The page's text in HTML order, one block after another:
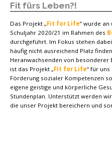
Fit fürs Leben?!
Das Projekt „Fit for Life” wurde
Schuljahr 2020/21 im Rahmen des
durchgeführt. Im Fokus stehen
häufig nicht ausreichend Platz
Heranwachsenden von besonderer
ist das Projekt „Fit for Life“ für
Förderung sozialer Kompetenzen
eigene geistige und körperliche
Stundenplan. Unterstützt werden
die unser Projekt bereichern und